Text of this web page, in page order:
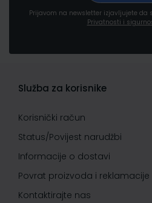
Prijavom na newsletter izjavljujete da
Privatnosti i
Služba za korisnike
Korisnički račun
Status/Povijest narudžbi
Informacije o dostavi
Povrat proizvoda i reklamacije
Kontaktirajte nas